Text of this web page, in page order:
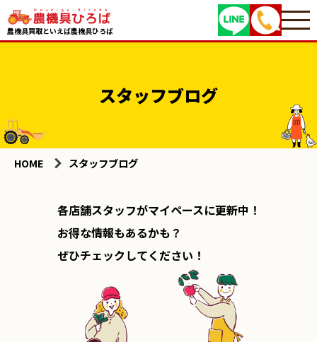
農機具買取といえば農機具ひろば
スタッフブログ
HOME スタッフブログ
各店舗スタッフがマイペースに更新中！
お得な情報もあるかも？
ぜひチェックしてください！